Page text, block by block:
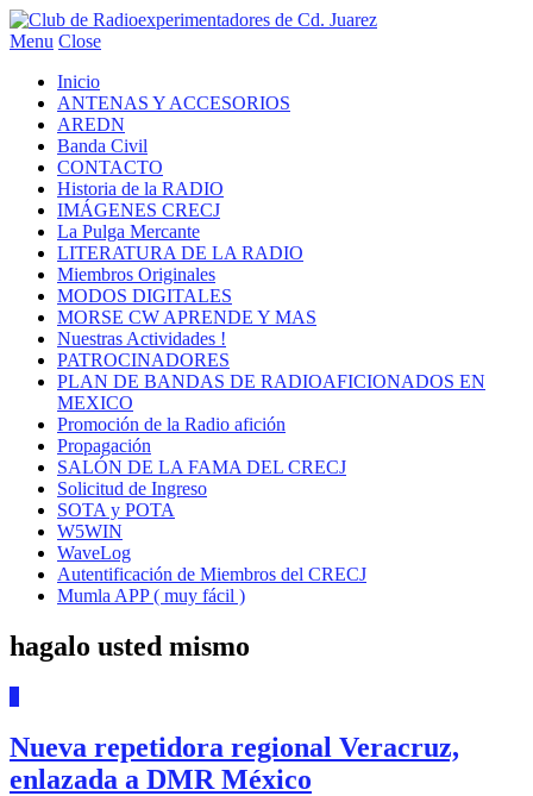
Menu Close
Inicio
ANTENAS Y ACCESORIOS
AREDN
Banda Civil
CONTACTO
Historia de la RADIO
IMÁGENES CRECJ
La Pulga Mercante
LITERATURA DE LA RADIO
Miembros Originales
MODOS DIGITALES
MORSE CW APRENDE Y MAS
Nuestras Actividades !
PATROCINADORES
PLAN DE BANDAS DE RADIOAFICIONADOS EN
MEXICO
Promoción de la Radio afición
Propagación
SALÓN DE LA FAMA DEL CRECJ
Solicitud de Ingreso
SOTA y POTA
W5WIN
WaveLog
Autentificación de Miembros del CRECJ
Mumla APP ( muy fácil )
hagalo usted mismo
Nueva repetidora regional Veracruz,
enlazada a DMR México